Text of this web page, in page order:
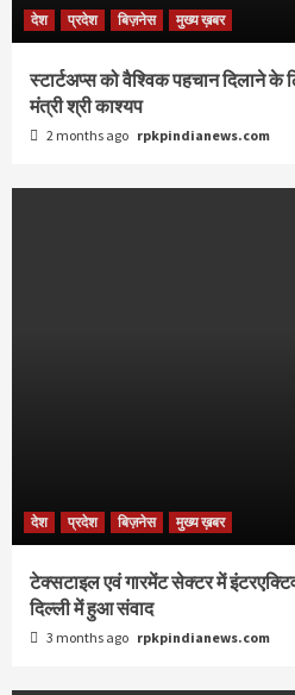
देश प्रदेश बिज़नेस मुख्य ख़बर
स्टार्टअप्स को वैश्विक पहचान दिलाने के
मंत्री श्री काश्यप
2 months ago rpkpindianews.com
देश प्रदेश बिज़नेस मुख्य ख़बर
टेक्सटाइल एवं गारमेंट सेक्टर में
दिल्ली में हुआ संवाद
3 months ago rpkpindianews.com